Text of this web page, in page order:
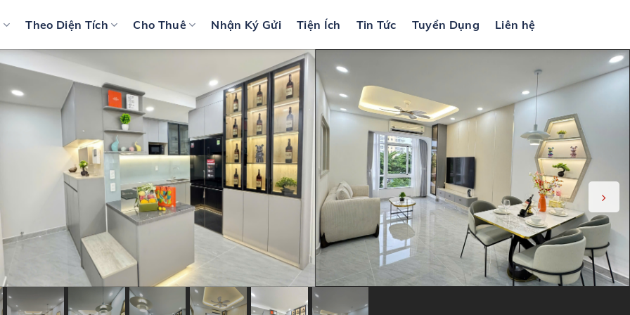
Theo Diện Tích Cho Thuê Nhận Ký Gửi Tiện Ích Tin Tức Tuyển Dụng Liên hệ